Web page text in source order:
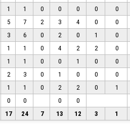
1 1 0 0 0 0 0
5 7 2 3 4 0 0
3 6 0 2 0 1 0
1 1 0 4 2 2 0
1 1 0 0 1 0 0
2 3 0 1 0 0 0
1 1 0 2 2 0 1
0 0 0 0
17 24 7 13 12 3 1